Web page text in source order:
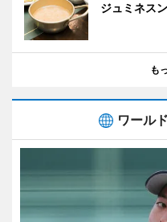
ジュミネス
も
ワール